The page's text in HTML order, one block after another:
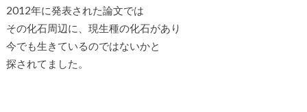
2012年に発表された論文では
その化石周辺に、現生種の化石があり
今でも生きているのではないかと
探されてました。